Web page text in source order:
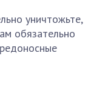
уничтожьте,
обязательно